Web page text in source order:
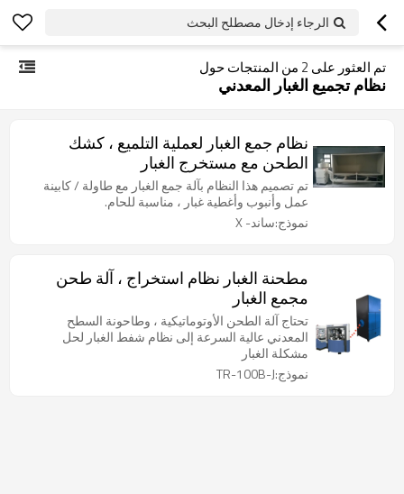
الرجاء إدخال مصطلح البحث
تم العثور على 2 من المنتجات حول
نظام تجميع الغبار المعدني
نظام جمع الغبار لعملية التلميع ، كشك
الطحن مع مستخرج الغبار
تم تصميم هذا النظام بآلة جمع الغبار مع طاولة / كابينة
عمل وأنبوب وأغطية غبار ، مناسبة للحام.
نموذج:ساند- X
مطحنة الغبار نظام استخراج ، آلة طحن
مجمع الغبار
تحتاج آلة الطحن الأوتوماتيكية ، وطاحونة السطح
المعدني عالية السرعة إلى نظام شفط الغبار لحل
مشكلة الغبار
نموذج:TR-100B-J